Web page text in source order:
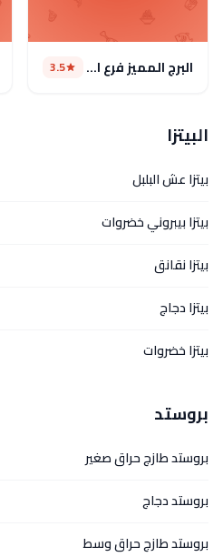
البرج المميز فرع السلامة 3.5
البيتزا
بيتزا عش البلبل
بيتزا بيبروني خضروات
بيتزا نقانق
بيتزا دجاج
بيتزا خضروات
بروستد
بروستد طازج حراق صغير
بروستد دجاج
بروستد طازج حراق وسط